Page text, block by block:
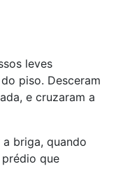
leves
piso. Desceram
e cruzaram a
briga, quando
que